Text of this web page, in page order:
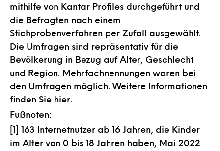
mithilfe von Kantar Profiles durchgeführt und
die Befragten nach einem
Stichprobenverfahren per Zufall ausgewählt.
Die Umfragen sind repräsentativ für die
Bevölkerung in Bezug auf Alter, Geschlecht
und Region. Mehrfachnennungen waren bei
den Umfragen möglich. Weitere Informationen
finden Sie hier.
Fußnoten:
[1] 163 Internetnutzer ab 16 Jahren, die Kinder
im Alter von 0 bis 18 Jahren haben, Mai 2022